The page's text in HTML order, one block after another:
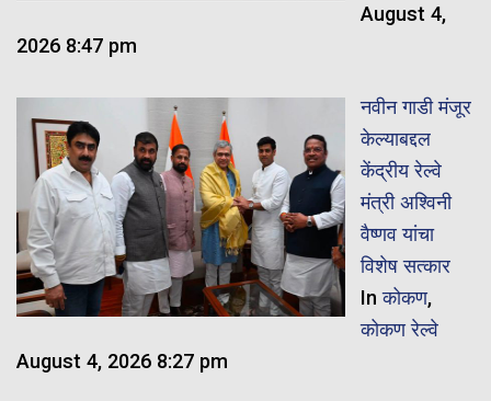
August 4,
2026 8:47 pm
नवीन गाडी मंजूर
केल्याबद्दल
केंद्रीय रेल्वे
मंत्री अश्विनी
वैष्णव यांचा
विशेष सत्कार
Inकोकण,
कोकण रेल्वे
August 4, 2026 8:27 pm